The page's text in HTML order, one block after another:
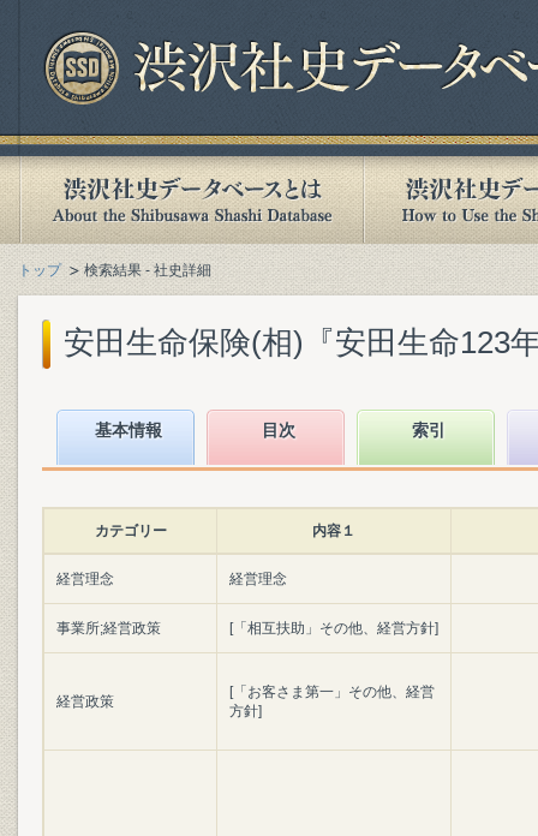
トップ 検索結果 - 社史詳細
安田生命保険(相)『安田生命123
基本情報 目次 索引
カテゴリー 内容１
経営理念 経営理念
事業所;経営政策 [「相互扶助」その他、経営方針]
経営政策
[「お客さま第一」その他、経営
方針]